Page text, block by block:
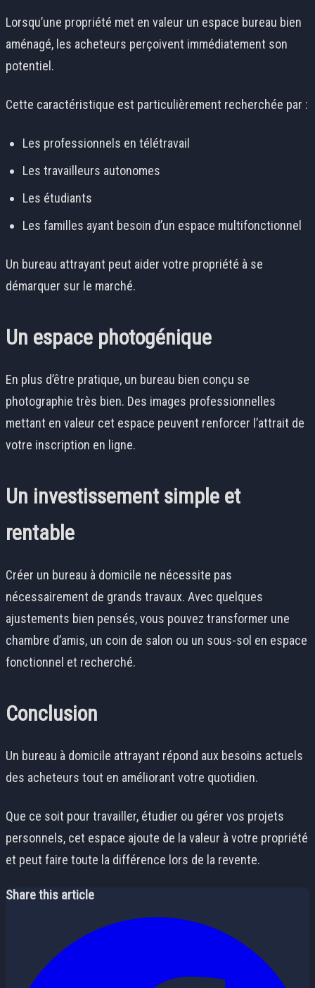
Lorsqu’une propriété met en valeur un espace bureau bien
aménagé, les acheteurs perçoivent immédiatement son
potentiel.
Cette caractéristique est particulièrement recherchée par :
Les professionnels en télétravail
Les travailleurs autonomes
Les étudiants
Les familles ayant besoin d’un espace multifonctionnel
Un bureau attrayant peut aider votre propriété à se
démarquer sur le marché.
Un espace photogénique
En plus d’être pratique, un bureau bien conçu se
photographie très bien. Des images professionnelles
mettant en valeur cet espace peuvent renforcer l’attrait de
votre inscription en ligne.
Un investissement simple et
rentable
Créer un bureau à domicile ne nécessite pas
nécessairement de grands travaux. Avec quelques
ajustements bien pensés, vous pouvez transformer une
chambre d’amis, un coin de salon ou un sous-sol en espace
fonctionnel et recherché.
Conclusion
Un bureau à domicile attrayant répond aux besoins actuels
des acheteurs tout en améliorant votre quotidien.
Que ce soit pour travailler, étudier ou gérer vos projets
personnels, cet espace ajoute de la valeur à votre propriété
et peut faire toute la différence lors de la revente.
Share this article